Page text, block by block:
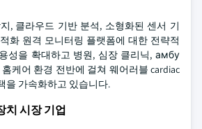
, 클라우드 기반 분석, 소형화된 센서 기
화 원격 모니터링 플랫폼에 대한 전략적
성을 확대하고 병원, 심장 클리닉, амбу
케어 환경 전반에 걸쳐 웨어러블 cardiac
을 가속화하고 있습니다.
치 시장 기업